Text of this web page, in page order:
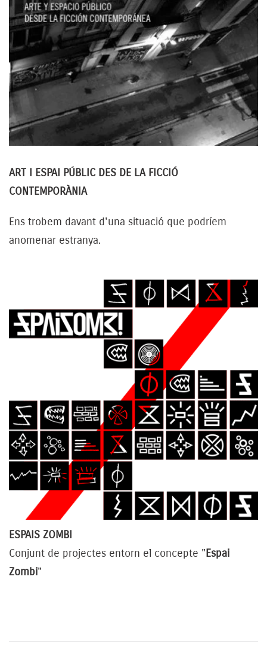
ART I ESPAI PÚBLIC DES DE LA FICCIÓ
CONTEMPORÀNIA
Ens trobem davant d'una situació que podríem
anomenar estranya.
ESPAIS ZOMBI
Conjunt de projectes entorn el concepte "Espai
Zombi"